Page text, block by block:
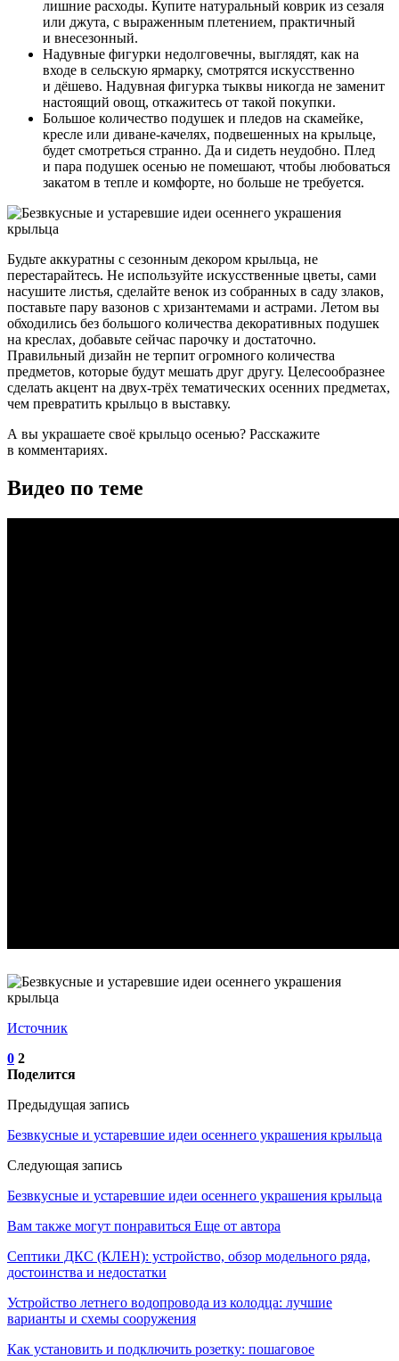
лишние расходы. Купите натуральный коврик из сезаля
или джута, с выраженным плетением, практичный
и внесезонный.
Надувные фигурки недолговечны, выглядят, как на
входе в сельскую ярмарку, смотрятся искусственно
и дёшево. Надувная фигурка тыквы никогда не заменит
настоящий овощ, откажитесь от такой покупки.
Большое количество подушек и пледов на скамейке,
кресле или диване-качелях, подвешенных на крыльце,
будет смотреться странно. Да и сидеть неудобно. Плед
и пара подушек осенью не помешают, чтобы любоваться
закатом в тепле и комфорте, но больше не требуется.
Будьте аккуратны с сезонным декором крыльца, не
перестарайтесь. Не используйте искусственные цветы, сами
насушите листья, сделайте венок из собранных в саду злаков,
поставьте пару вазонов с хризантемами и астрами. Летом вы
обходились без большого количества декоративных подушек
на креслах, добавьте сейчас парочку и достаточно.
Правильный дизайн не терпит огромного количества
предметов, которые будут мешать друг другу. Целесообразнее
сделать акцент на двух-трёх тематических осенних предметах,
чем превратить крыльцо в выставку.
А вы украшаете своё крыльцо осенью? Расскажите
в комментариях.
Видео по теме
Источник
0 2
Поделится
Предыдущая запись
Безвкусные и устаревшие идеи осеннего украшения крыльца
Следующая запись
Безвкусные и устаревшие идеи осеннего украшения крыльца
Вам также могут понравиться Еще от автора
Септики ДКС (КЛЕН): устройство, обзор модельного ряда,
достоинства и недостатки
Устройство летнего водопровода из колодца: лучшие
варианты и схемы сооружения
Как установить и подключить розетку: пошаговое